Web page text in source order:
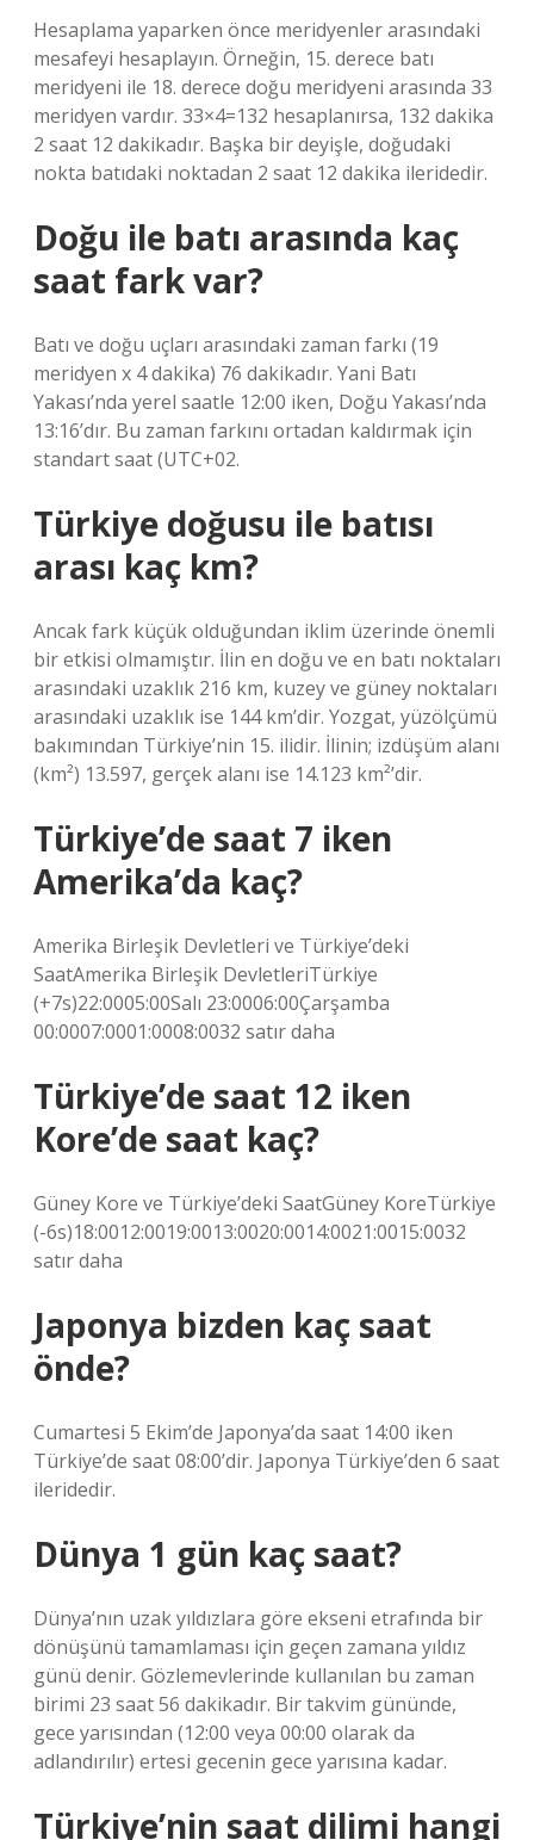
Hesaplama yaparken önce meridyenler arasındaki
mesafeyi hesaplayın. Örneğin, 15. derece batı
meridyeni ile 18. derece doğu meridyeni arasında 33
meridyen vardır. 33×4=132 hesaplanırsa, 132 dakika
2 saat 12 dakikadır. Başka bir deyişle, doğudaki
nokta batıdaki noktadan 2 saat 12 dakika ileridedir.
Doğu ile batı arasında kaç
saat fark var?
Batı ve doğu uçları arasındaki zaman farkı (19
meridyen x 4 dakika) 76 dakikadır. Yani Batı
Yakası’nda yerel saatle 12:00 iken, Doğu Yakası’nda
13:16’dır. Bu zaman farkını ortadan kaldırmak için
standart saat (UTC+02.
Türkiye doğusu ile batısı
arası kaç km?
Ancak fark küçük olduğundan iklim üzerinde önemli
bir etkisi olmamıştır. İlin en doğu ve en batı noktaları
arasındaki uzaklık 216 km, kuzey ve güney noktaları
arasındaki uzaklık ise 144 km’dir. Yozgat, yüzölçümü
bakımından Türkiye’nin 15. ilidir. İlinin; izdüşüm alanı
(km²) 13.597, gerçek alanı ise 14.123 km²’dir.
Türkiye’de saat 7 iken
Amerika’da kaç?
Amerika Birleşik Devletleri ve Türkiye’deki
SaatAmerika Birleşik DevletleriTürkiye
(+7s)22:0005:00Salı 23:0006:00Çarşamba
00:0007:0001:0008:0032 satır daha
Türkiye’de saat 12 iken
Kore’de saat kaç?
Güney Kore ve Türkiye’deki SaatGüney KoreTürkiye
(-6s)18:0012:0019:0013:0020:0014:0021:0015:0032
satır daha
Japonya bizden kaç saat
önde?
Cumartesi 5 Ekim’de Japonya’da saat 14:00 iken
Türkiye’de saat 08:00’dir. Japonya Türkiye’den 6 saat
ileridedir.
Dünya 1 gün kaç saat?
Dünya’nın uzak yıldızlara göre ekseni etrafında bir
dönüşünü tamamlaması için geçen zamana yıldız
günü denir. Gözlemevlerinde kullanılan bu zaman
birimi 23 saat 56 dakikadır. Bir takvim gününde,
gece yarısından (12:00 veya 00:00 olarak da
adlandırılır) ertesi gecenin gece yarısına kadar.
Türkiye’nin saat dilimi hangi